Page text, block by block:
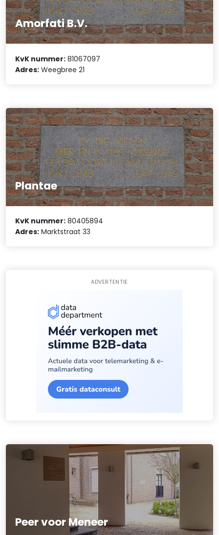
Amorfati B.V.
KvK nummer: 81067097
Adres: Weegbree 21
Plantae
KvK nummer: 80405894
Adres: Marktstraat 33
ADVERTENTIE
Peer voor Meneer